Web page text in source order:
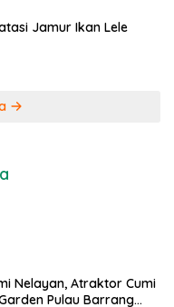
Jamur Ikan Lele
Nelayan, Atraktor Cumi
Pulau Barrang